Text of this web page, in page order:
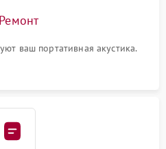
ваш портативная акустика.